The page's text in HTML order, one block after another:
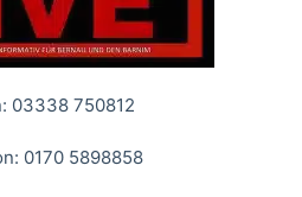
03338 750812
0170 5898858